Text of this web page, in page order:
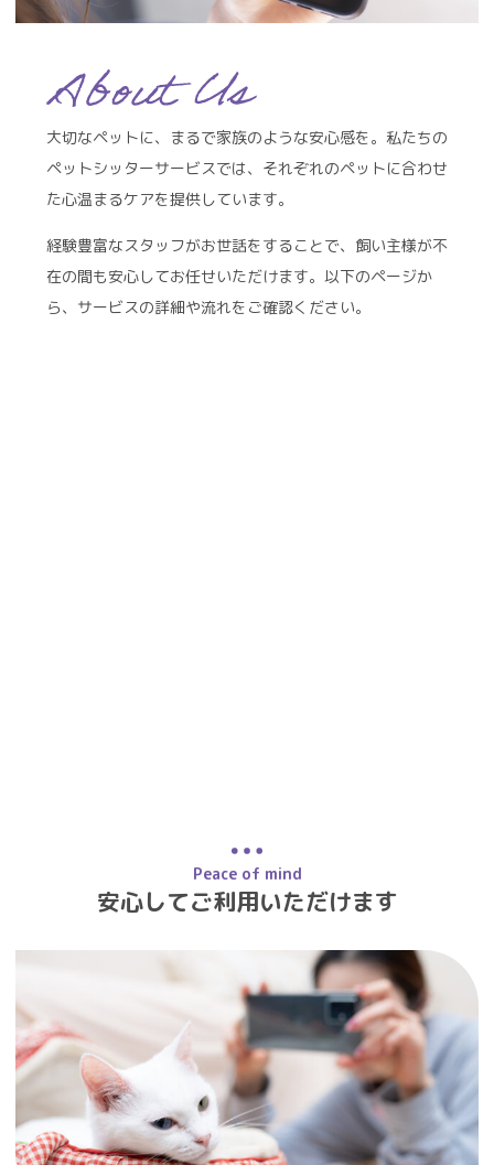
大切なペットに、まるで家族のような安心感を。私たちの
ペットシッターサービスでは、それぞれのペットに合わせ
た心温まるケアを提供しています。
経験豊富なスタッフがお世話をすることで、飼い主様が不
在の間も安心してお任せいただけます。以下のページか
ら、サービスの詳細や流れをご確認ください。
Peace of mind
安心してご利用いただけます